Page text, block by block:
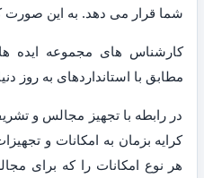
شما قرار می دهد. به این صورت
کارشناس های مجموعه ایده
مطابق با استانداردهای به روز
در رابطه با تجهیز مجالس و
کرایه بزمان به امکانات و
هر نوع امکانات را که برای